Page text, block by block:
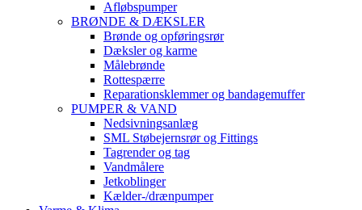
Afløbspumper
BRØNDE & DÆKSLER
Brønde og opføringsrør
Dæksler og karme
Målebrønde
Rottespærre
Reparationsklemmer og bandagemuffer
PUMPER & VAND
Nedsivningsanlæg
SML Støbejernsrør og Fittings
Tagrender og tag
Vandmålere
Jetkoblinger
Kælder-/drænpumper